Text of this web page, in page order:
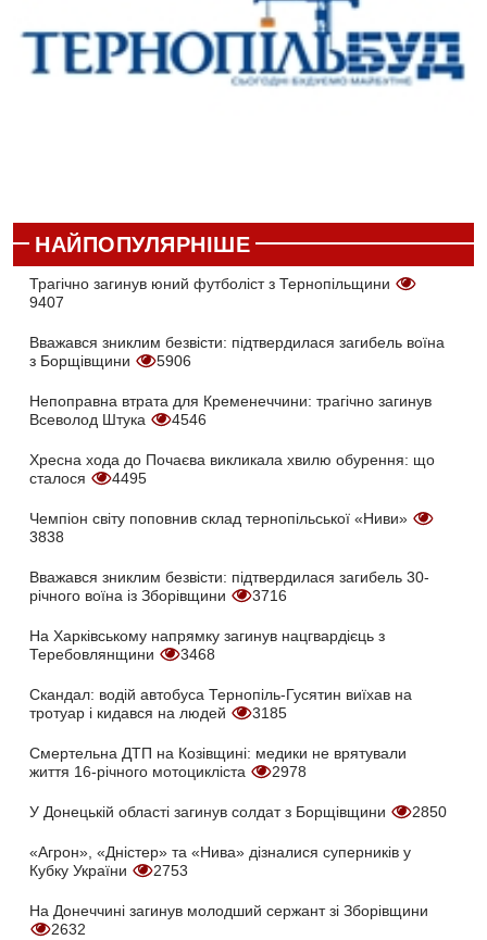
НАЙПОПУЛЯРНІШЕ
Трагічно загинув юний футболіст з Тернопільщини
9407
Вважався зниклим безвісти: підтвердилася загибель воїна
з Борщівщини
5906
Непоправна втрата для Кременеччини: трагічно загинув
Всеволод Штука
4546
Хресна хода до Почаєва викликала хвилю обурення: що
сталося
4495
Чемпіон світу поповнив склад тернопільської «Ниви»
3838
Вважався зниклим безвісти: підтвердилася загибель 30-
річного воїна із Зборівщини
3716
На Харківському напрямку загинув нацгвардієць з
Теребовлянщини
3468
Скандал: водій автобуса Тернопіль-Гусятин виїхав на
тротуар і кидався на людей
3185
Смертельна ДТП на Козівщині: медики не врятували
життя 16-річного мотоцикліста
2978
У Донецькій області загинув солдат з Борщівщини 2850
«Агрон», «Дністер» та «Нива» дізналися суперників у
Кубку України
2753
На Донеччині загинув молодший сержант зі Зборівщини
2632